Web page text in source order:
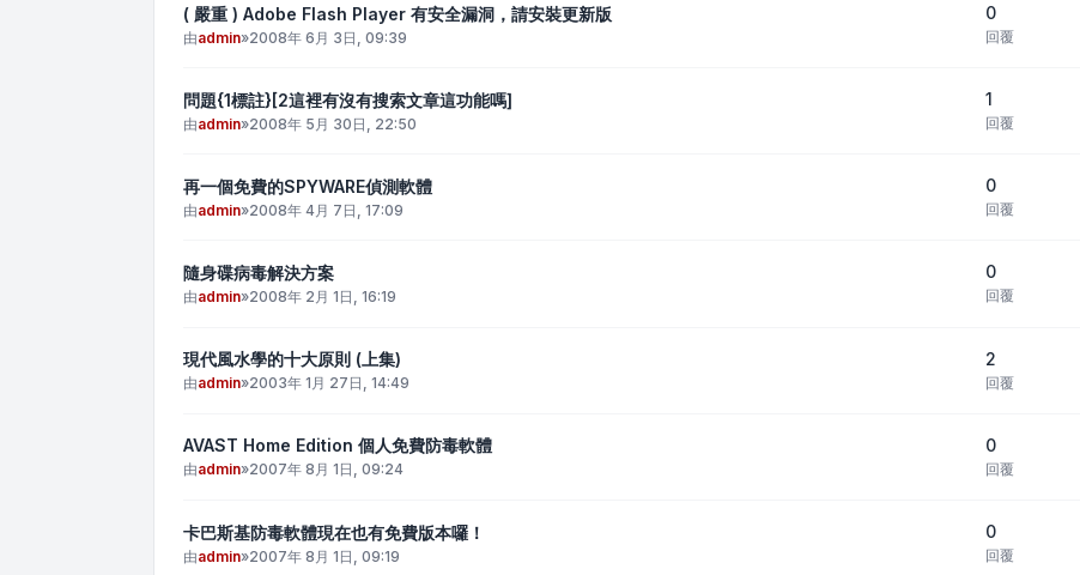
( 嚴重 ) Adobe Flash Player 有安全漏洞，請安裝更新版
由admin»2008年 6月 3日, 09:39
0
回覆
問題{1標註}[2這裡有沒有搜索文章這功能嗎]
由admin»2008年 5月 30日, 22:50
1
回覆
再一個免費的SPYWARE偵測軟體
由admin»2008年 4月 7日, 17:09
0
回覆
隨身碟病毒解決方案
由admin»2008年 2月 1日, 16:19
0
回覆
現代風水學的十大原則 (上集)
由admin»2003年 1月 27日, 14:49
2
回覆
AVAST Home Edition 個人免費防毒軟體
由admin»2007年 8月 1日, 09:24
0
回覆
卡巴斯基防毒軟體現在也有免費版本囉！
由admin»2007年 8月 1日, 09:19
0
回覆